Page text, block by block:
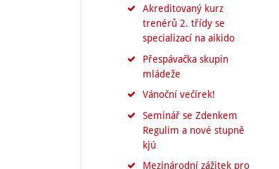
Akreditovaný kurz
trenérů 2. třídy se
specializací na aikido
Přespávačka skupin
mládeže
Vánoční večírek!
Seminář se Zdenkem
Regulim a nové stupně
kjú
Mezinárodní zážitek pro